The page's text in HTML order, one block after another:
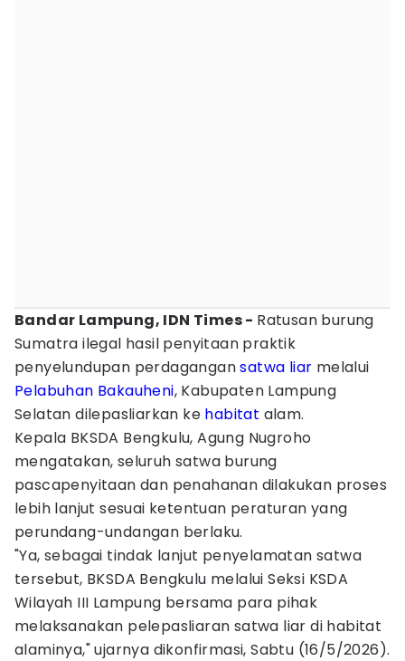
Bandar Lampung, IDN Times - Ratusan burung
Sumatra ilegal hasil penyitaan praktik
penyelundupan perdagangansatwa liar melalui
Pelabuhan Bakauheni, Kabupaten Lampung
Selatan dilepasliarkan ke habitat alam.
Kepala BKSDA Bengkulu, Agung Nugroho
mengatakan, seluruh satwa burung
pascapenyitaan dan penahanan dilakukan proses
lebih lanjut sesuai ketentuan peraturan yang
perundang-undangan berlaku.
"Ya, sebagai tindak lanjut penyelamatan satwa
tersebut, BKSDA Bengkulu melalui Seksi KSDA
Wilayah III Lampung bersama para pihak
melaksanakan pelepasliaran satwa liar di habitat
alaminya," ujarnya dikonfirmasi, Sabtu (16/5/2026).